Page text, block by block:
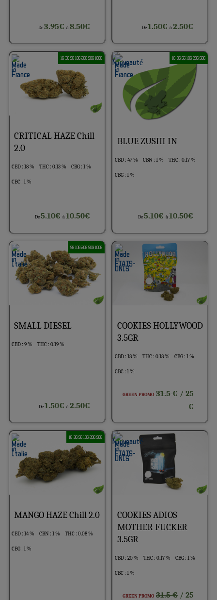
De3.95€à8.50€ De1.50€ à2.50€
1G 3G 5G 10G 20G 50G 100G
CRITICAL HAZE Chill
2.0
CBD : 18 % THC : 0.13 % CBG : 1 %
CBC : 1 %
De5.10€à10.50€
1G 3G 5G 10G 20G 50G
BLUE ZUSHI IN
CBD : 47 % CBN : 1 % THC : 0.17 %
CBG : 1 %
De5.10€ à10.50€
5G 10G 20G 50G 100G
SMALL DIESEL
CBD : 9 % THC : 0.19 %
De1.50€à2.50€
COOKIES HOLLYWOOD
3.5GR
CBD : 18 % THC : 0.18 % CBG : 1 %
CBC : 1 %
GREEN PROMO 31.5 €/ 25
€
1G 3G 5G 10G 20G 50G
MANGO HAZE Chill 2.0
CBD : 14 % CBN : 1 % THC : 0.08 %
CBG : 1 %
COOKIES ADIOS
MOTHER FUCKER
3.5GR
CBD : 20 % THC : 0.17 % CBG : 1 %
CBC : 1 %
GREEN PROMO 31.5 €/ 25